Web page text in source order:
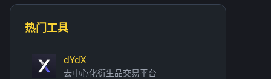
热门工具
dYdX
去中心化衍生品交易平台